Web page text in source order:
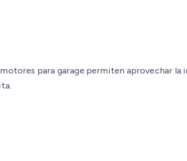
para garage permiten aprovechar